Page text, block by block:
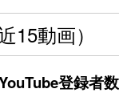
15動画）
登録者